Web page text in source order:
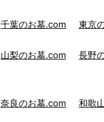
千葉のお墓.com 東京
山梨のお墓.com 長野
奈良のお墓.com 和歌